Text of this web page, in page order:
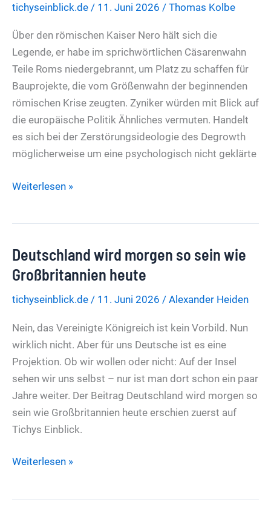
Ausgaben
um
fast
50
Prozent
erhöht
tichyseinblick.de / 11. Juni 2026 / Thomas Kolbe
Über den römischen Kaiser Nero hält sich die
Legende, er habe im sprichwörtlichen Cäsarenwahn
Teile Roms niedergebrannt, um Platz zu schaffen für
Bauprojekte, die vom Größenwahn der beginnenden
römischen Krise zeugten. Zyniker würden mit Blick auf
die europäische Politik Ähnliches vermuten. Handelt
es sich bei der Zerstörungsideologie des Degrowth
möglicherweise um eine psychologisch nicht geklärte
Brüsseler
Leyens
Neues
liegt
Trümmern
Weiterlesen »
Deutschland wird morgen so sein wie
Großbritannien heute
tichyseinblick.de / 11. Juni 2026 / Alexander Heiden
Nein, das Vereinigte Königreich ist kein Vorbild. Nun
wirklich nicht. Aber für uns Deutsche ist es eine
Projektion. Ob wir wollen oder nicht: Auf der Insel
sehen wir uns selbst – nur ist man dort schon ein paar
Jahre weiter. Der Beitrag Deutschland wird morgen so
sein wie Großbritannien heute erschien zuerst auf
Tichys Einblick.
Deutschland
Weiterlesen »